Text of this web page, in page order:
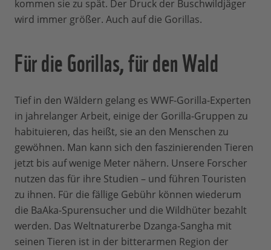
kommen sie zu spät. Der Druck der Buschwildjäger
wird immer größer. Auch auf die Gorillas.
Für die Gorillas, für den Wald
Tief in den Wäldern gelang es WWF-Gorilla-Experten
in jahrelanger Arbeit, einige der Gorilla-Gruppen zu
habituieren, das heißt, sie an den Menschen zu
gewöhnen. Man kann sich den faszinierenden Tieren
jetzt bis auf wenige Meter nähern. Unsere Forscher
nutzen das für ihre Studien – und führen Touristen
zu ihnen. Für die fällige Gebühr können wiederum
die BaAka-Spurensucher und die Wildhüter bezahlt
werden. Das Weltnaturerbe Dzanga-Sangha mit
seinen Tieren ist in der bitterarmen Region der